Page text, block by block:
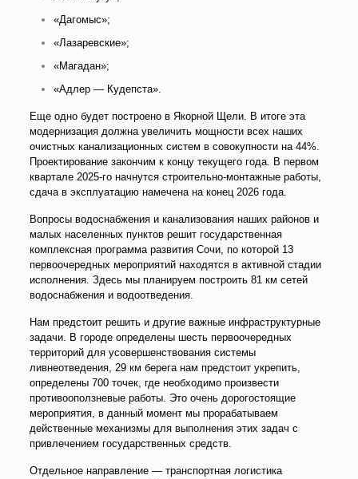
«Дагомыс»;
«Лазаревские»;
«Магадан»;
«Адлер — Кудепста».
Еще одно будет построено в Якорной Щели. В итоге эта
модернизация должна увеличить мощности всех наших
очистных канализационных систем в совокупности на 44%.
Проектирование закончим к концу текущего года. В первом
квартале 2025-го начнутся строительно-монтажные работы,
сдача в эксплуатацию намечена на конец 2026 года.
Вопросы водоснабжения и канализования наших районов и
малых населенных пунктов решит государственная
комплексная программа развития Сочи, по которой 13
первоочередных мероприятий находятся в активной стадии
исполнения. Здесь мы планируем построить 81 км сетей
водоснабжения и водоотведения.
Нам предстоит решить и другие важные инфраструктурные
задачи. В городе определены шесть первоочередных
территорий для усовершенствования системы
ливнеотведения, 29 км берега нам предстоит укрепить,
определены 700 точек, где необходимо произвести
противооползневые работы. Это очень дорогостоящие
мероприятия, в данный момент мы прорабатываем
действенные механизмы для выполнения этих задач с
привлечением государственных средств.
Отдельное направление — транспортная логистика